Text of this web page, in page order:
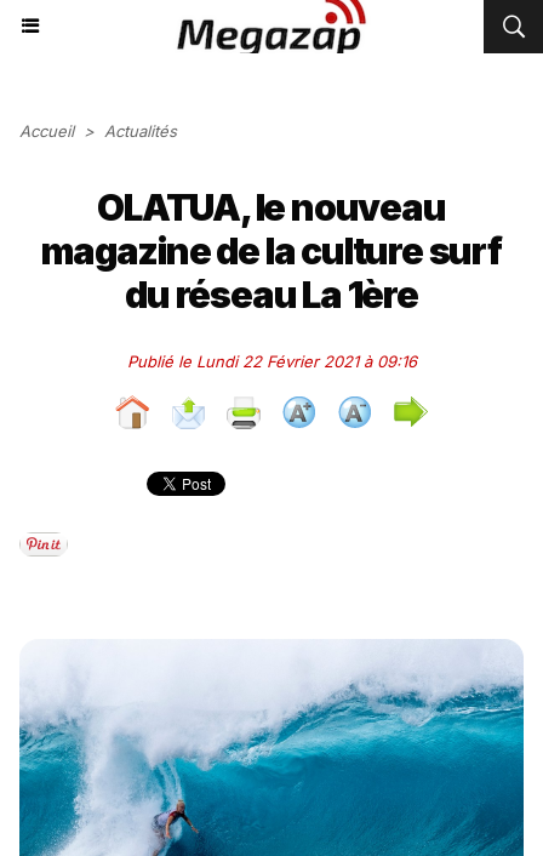
Accueil > Actualités
OLATUA, le nouveau
magazine de la culture surf
du réseau La 1ère
Publié le Lundi 22 Février 2021 à 09:16